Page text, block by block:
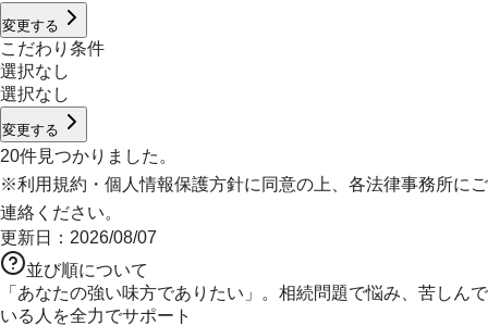
変更する
こだわり条件
選択なし
選択なし
変更する
20件見つかりました。
※利用規約 ・ 個人情報保護方針に同意の上、各法律事務所にご
連絡ください。
更新日： 2026/08/07
並び順について
「あなたの強い味方でありたい」。相続問題で悩み、苦しんで
いる人を全力でサポート